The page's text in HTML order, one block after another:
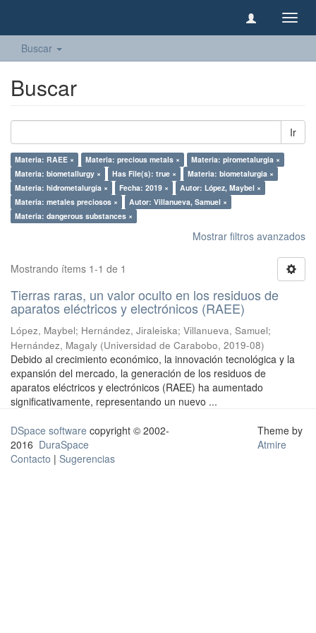
Buscar
Buscar
Ir
Materia: RAEE × Materia: precious metals ×
Materia: pirometalurgia ×
Materia: biometallurgy ×
Has File(s): true ×
Materia: biometalurgia ×
Materia: hidrometalurgia ×
Fecha: 2019 ×
Autor: López, Maybel ×
Materia: metales preciosos ×
Autor: Villanueva, Samuel ×
Materia: dangerous substances ×
Mostrar filtros avanzados
Mostrando ítems 1-1 de 1
Tierras raras, un valor oculto en los residuos de
aparatos eléctricos y electrónicos (RAEE)
López, Maybel; Hernández, Jiraleiska; Villanueva, Samuel;
Hernández, Magaly (Universidad de Carabobo, 2019-08)
Debido al crecimiento económico, la innovación tecnológica y la
expansión del mercado, la generación de los residuos de
aparatos eléctricos y electrónicos (RAEE) ha aumentado
significativamente, representando un nuevo ...
DSpace software copyright © 2002-
2016 DuraSpace
Contacto | Sugerencias
Theme by
Atmire